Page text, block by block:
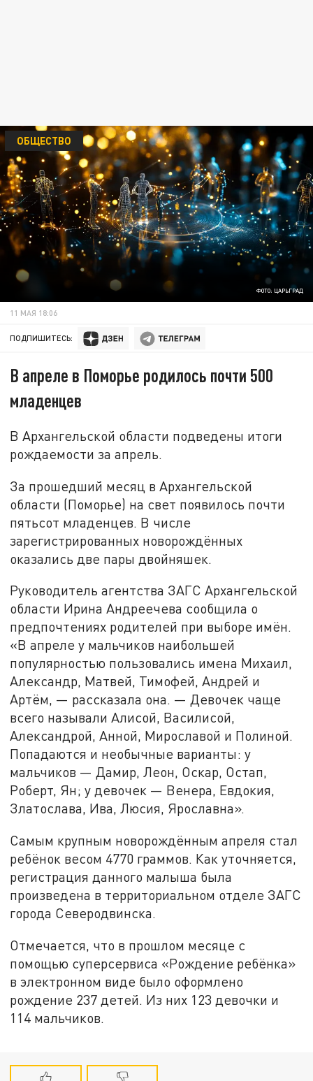
ФОТО: ЦАРЬГРАД
ОБЩЕСТВО
11 МАЯ 18:06
ПОДПИШИТЕСЬ:
В апреле в Поморье родилось почти 500
младенцев
В Архангельской области подведены итоги
рождаемости за апрель.
За прошедший месяц в Архангельской
области (Поморье) на свет появилось почти
пятьсот младенцев. В числе
зарегистрированных новорождённых
оказались две пары двойняшек.
Руководитель агентства ЗАГС Архангельской
области Ирина Андреечева сообщила о
предпочтениях родителей при выборе имён.
«В апреле у мальчиков наибольшей
популярностью пользовались имена Михаил,
Александр, Матвей, Тимофей, Андрей и
Артём, — рассказала она. — Девочек чаще
всего называли Алисой, Василисой,
Александрой, Анной, Мирославой и Полиной.
Попадаются и необычные варианты: у
мальчиков — Дамир, Леон, Оскар, Остап,
Роберт, Ян; у девочек — Венера, Евдокия,
Златослава, Ива, Люсия, Ярославна».
Самым крупным новорождённым апреля стал
ребёнок весом 4770 граммов. Как уточняется,
регистрация данного малыша была
произведена в территориальном отделе ЗАГС
города Северодвинска.
Отмечается, что в прошлом месяце с
помощью суперсервиса «Рождение ребёнка»
в электронном виде было оформлено
рождение 237 детей. Из них 123 девочки и
114 мальчиков.